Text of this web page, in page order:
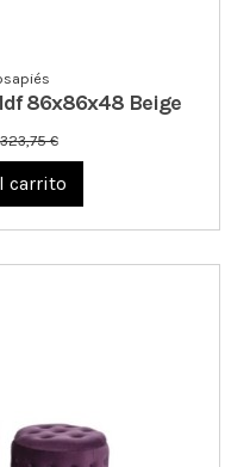
86x86x48 Beige
323,75 €
carrito